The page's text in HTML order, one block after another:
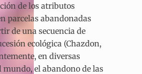
de los atributos
parcelas abandonadas
de una secuencia de
ecológica (Chazdon,
en diversas
mundo, el abandono de las